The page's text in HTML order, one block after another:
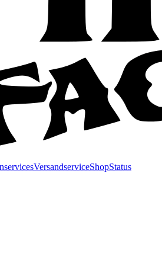
VersandserviceShopStatus